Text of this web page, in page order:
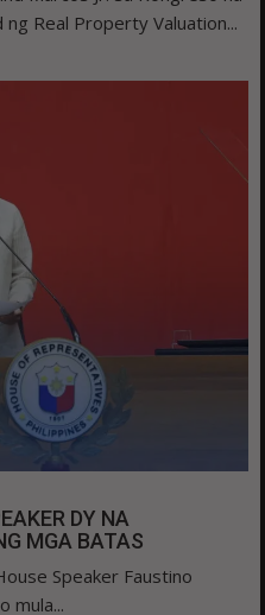
Real Property Valuation...
DY NA
MGA BATAS
Speaker Faustino
mula...